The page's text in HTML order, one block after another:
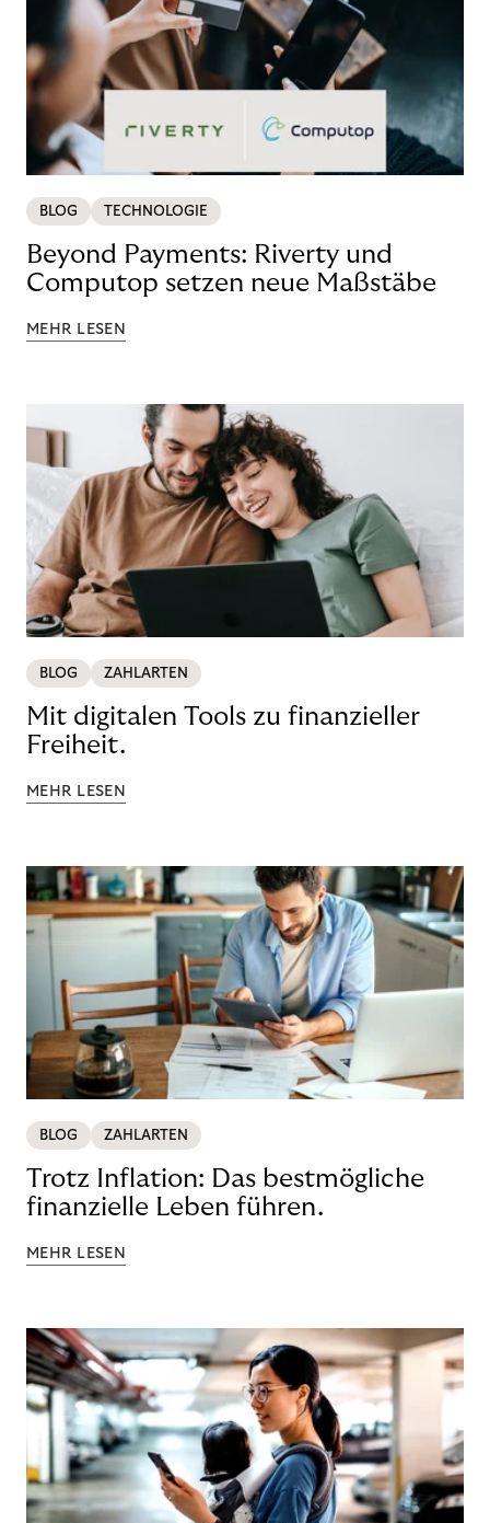
BLOG TECHNOLOGIE
Beyond Payments: Riverty und
Computop setzen neue Maßstäbe
MEHR LESEN
BLOG ZAHLARTEN
Mit digitalen Tools zu finanzieller
Freiheit.
MEHR LESEN
BLOG ZAHLARTEN
Trotz Inflation: Das bestmögliche
finanzielle Leben führen.
MEHR LESEN